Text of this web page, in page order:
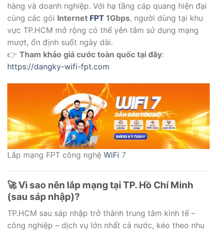
hàng và doanh nghiệp. Với hạ tầng cáp quang hiện đại
cùng các gói Internet FPT 1Gbps, người dùng tại khu
vực TP.HCM mở rộng có thể yên tâm sử dụng mạng
mượt, ổn định suốt ngày dài.
👉 Tham khảo giá cước toàn quốc tại đây:
https://dangky-wifi-fpt.com
Lắp mạng FPT công nghệ WiFi 7
🚀 Vì sao nên lắp mạng tại TP. Hồ Chí Minh
(sau sáp nhập)?
TP.HCM sau sáp nhập trở thành trung tâm kinh tế –
công nghiệp – dịch vụ lớn nhất cả nước, kéo theo nhu